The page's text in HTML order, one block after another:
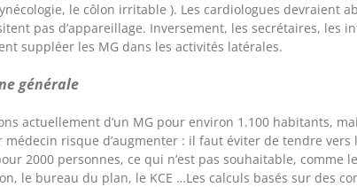
le côlon irritable ). Les cardiologues devraient
pas d’appareillage. Inversement, les secrétaires, les
suppléer les MG dans les activités latérales.
générale
actuellement d’un MG pour environ 1.100 habitants,
médecin risque d’augmenter : il faut éviter de tendre vers
2000 personnes, ce qui n’est pas souhaitable, comme
le bureau du plan, le KCE …Les calculs basés sur des